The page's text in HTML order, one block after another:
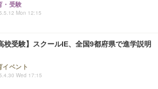
・受験
Mon 12:15
校受験】スクールIE、全国9都府県で進学説明
イベント
Wed 17:15